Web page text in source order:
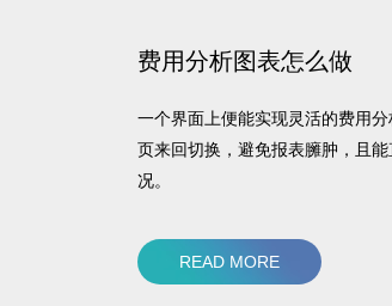
费用分析图表怎么做
一个界面上便能实现灵活的费用
页来回切换，避免报表臃肿，且
况。
READ MORE